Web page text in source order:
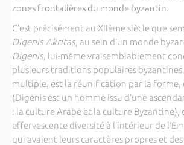
zones frontalières du monde byzantin.
C’est précisément au XIIème siècle que
Digenis Akritas, au sein d’un monde
Digenis, lui-même vraisemblablement
plusieurs traditions populaires
multiple, est la réunification par la forme,
(Digenis est un homme issu d’une
: la culture Arabe et la culture Byzantine),
effervescente diversité à l’intérieur de
qui avaient leurs caractères propres et